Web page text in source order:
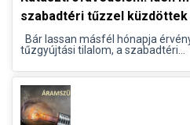
szabadtéri tűzzel
Bár lassan másfél hónapja
tűzgyújtási tilalom, a szabadtéri...